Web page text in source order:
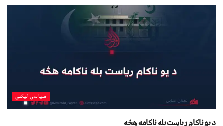
سیاسي لیکني
د یو ناکام ریاست بله ناکامه هڅه